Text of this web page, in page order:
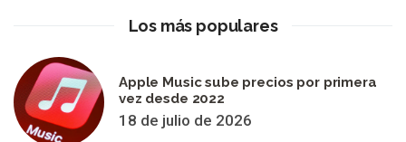
Los más populares
Apple Music sube precios por primera
vez desde 2022
18 de julio de 2026